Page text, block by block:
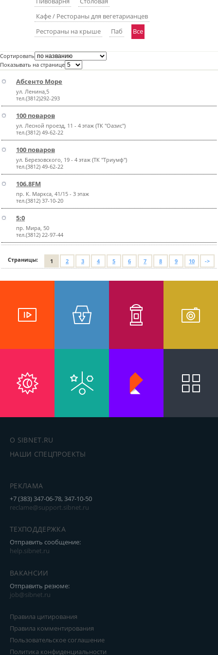
пїЅпїЅпїЅ
пїЅпїЅпїЅпїЅпїЅпїЅпїЅпїЅпїЅпїЅпїЅ
пїЅпїЅпїЅ
пїЅпїЅпїЅпїЅпїЅпїЅпїЅпїЅпїЅ
пїЅпїЅпїЅ пїЅпїЅпїЅпїЅпїЅ
пїЅпїЅпїЅ пїЅпїЅпїЅпїЅпїЅпїЅ
пїЅпїЅпїЅпїЅпїЅ
пїЅпїЅпїЅпїЅпїЅпїЅпїЅпїЅпїЅпїЅ
пїЅпїЅпїЅпїЅпїЅпїЅпїЅпїЅпїЅпїЅ
Кафе / Рестораны для вегетарианцев
Рестораны на крыше
Паб Все
Сортировать
Показывать на странице
Абсенто Море
ул. Ленина,5
тел.(3812)292-293
100 поваров
ул. Лесной проезд, 11 - 4 этаж (ТК "Оазис")
тел.(3812) 49-62-22
100 поваров
ул. Березовского, 19 - 4 этаж (ТК "Триумф")
тел.(3812) 49-62-22
106.8FM
пр. К. Маркса, 41/15 - 3 этаж
тел.(3812) 37-10-20
5:0
пр. Мира, 50
тел.(3812) 22-97-44
Страницы: 1 2 3 4 5 6 7 8 9 10 ->
О SIBNET.RU
НАШИ СПЕЦПРОЕКТЫ
РЕКЛАМА
+7 (383) 347-06-78, 347-10-50
reclame@support.sibnet.ru
ТЕХПОДДЕРЖКА
Отправить сообщение:
help.sibnet.ru
ВАКАНСИИ
Отправить резюме:
job@sibnet.ru
Правила цитирования
Правила комментирования
Пользовательское соглашение
Политика конфиденциальности